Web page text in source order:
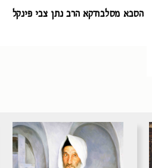
הסבא מסלבודקא הרב נתן צבי פינקל